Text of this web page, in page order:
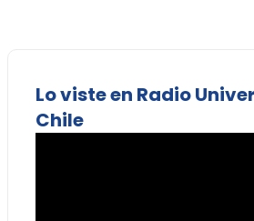
Lo viste en Radio
Chile